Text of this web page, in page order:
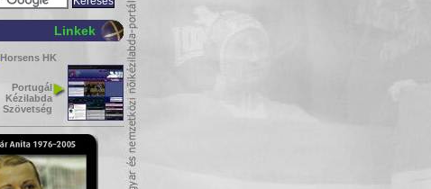
Linkek
Horsens HK
Portugál
Kézilabda
Szövetség